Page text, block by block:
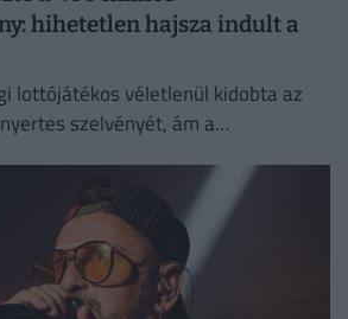
hihetetlen hajsza indult a
lottójátékos véletlenül kidobta az
szelvényét, ám a